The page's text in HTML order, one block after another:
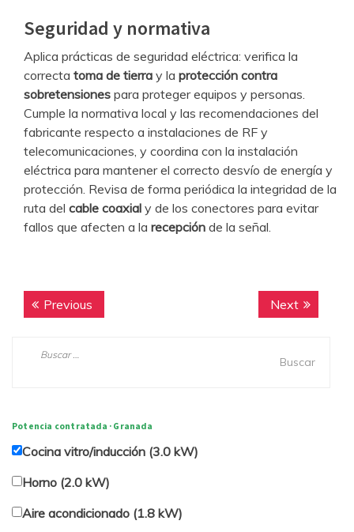
Seguridad y normativa
Aplica prácticas de seguridad eléctrica: verifica la
correcta toma de tierra y la protección contra
sobretensiones para proteger equipos y personas.
Cumple la normativa local y las recomendaciones del
fabricante respecto a instalaciones de RF y
telecomunicaciones, y coordina con la instalación
eléctrica para mantener el correcto desvío de energía y
protección. Revisa de forma periódica la integridad de la
ruta del cable coaxial y de los conectores para evitar
fallos que afecten a la recepción de la señal.
Navegación
entradas
Previous
post:
NextNext
post:
Potencia contratada · Granada
Cocina vitro/inducción (3.0 kW)
Horno (2.0 kW)
Aire acondicionado (1.8 kW)